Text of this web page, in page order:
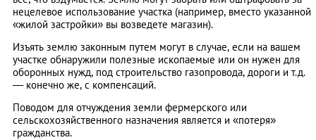
нецелевое использование участка (например, вместо указанной
«жилой застройки» вы возведете магазин).
Изъять землю законным путем могут в случае, если на вашем
участке обнаружили полезные ископаемые или он нужен для
оборонных нужд, под строительство газопровода, дороги и т.д.
— конечно же, с компенсаций.
Поводом для отчуждения земли фермерского или
сельскохозяйственного назначения является и «потеря»
гражданства.